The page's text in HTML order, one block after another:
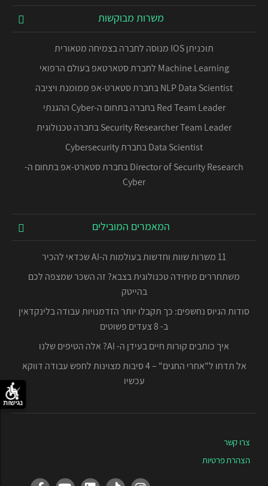
משרות מבוקשות
תוכניתן IOS מנוסה לחברה בצמיחה מטאורית
Machine Learning לחברת סטארטאפ בעולם הרפואי
NLP Data Scientist בחברת סטארט-אפ ממומנת ויציבה
Red Team Leader בחברה בתחום ה-Cyber ההגנתי
Security Researcher Team Leader בחברה טכנולוגית
Data Scientist בחברת Cybersecurity
Director of Security Research בחברת סטארט-אפ בתחום ה-
Cyber
המאמרים המובילים
11 משרות שוות וחדשות בעולמות ה-AI שכדאי להכיר
משתחררים מיחידה טכנולוגית בצבא? זה השכר שמצפה לכם
בהייטק
סודות הגיוס נחשפים: כך תקבלו יותר הזדמנויות עבודה בלינקדאין
ב- 8 צעדים פשוטים
איך כותבים קורות חיים בעידן ה- AI? אלה הטיפים שלנו
אל תדחו ל"אחרי החגים" – 4 סיבות מצוינות לחפש עבודה דווקא
עכשיו
צרו קשר
הצהרת פרטיות
נגישות